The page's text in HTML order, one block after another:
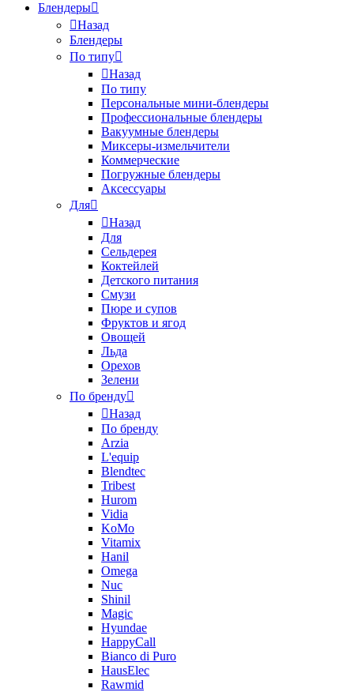
Блендеры
Назад
Блендеры
По типу
Назад
По типу
Персональные мини-блендеры
Профессиональные блендеры
Вакуумные блендеры
Миксеры-измельчители
Коммерческие
Погружные блендеры
Аксессуары
Для
Назад
Для
Сельдерея
Коктейлей
Детского питания
Смузи
Пюре и супов
Фруктов и ягод
Овощей
Льда
Орехов
Зелени
По бренду
Назад
По бренду
Arzia
L'equip
Blendtec
Tribest
Hurom
Vidia
KoMo
Vitamix
Hanil
Omega
Nuc
Shinil
Magic
Hyundae
HappyCall
Bianco di Puro
HausElec
Rawmid